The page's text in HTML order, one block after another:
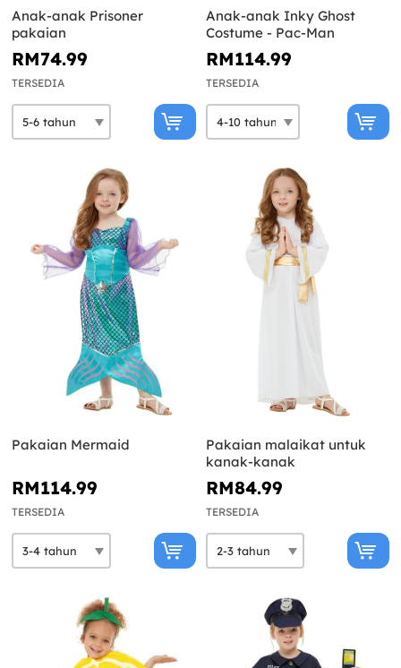
Anak-anak Prisoner
pakaian
RM74.99
TERSEDIA
Anak-anak Inky Ghost
Costume - Pac-Man
RM114.99
TERSEDIA
Pakaian Mermaid
RM114.99
TERSEDIA
Pakaian malaikat untuk
kanak-kanak
RM84.99
TERSEDIA